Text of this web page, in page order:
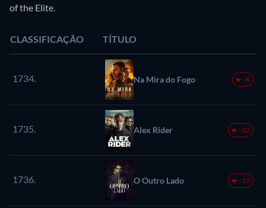
of the Elite.
CLASSIFICAÇÃO TÍTULO
1734. Na Mira do Fogo -6
1735. Alex Rider -32
1736. O Outro Lado -10